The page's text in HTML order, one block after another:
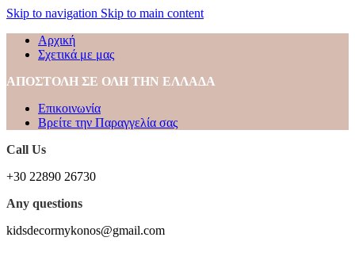
Skip to navigation Skip to main content
Αρχική
Σχετικά με μας
ΑΠΟΣΤΟΛΗ ΣΕ ΟΛΗ ΤΗΝ ΕΛΛΑΔΑ
Επικοινωνία
Βρείτε την Παραγγελία σας
Call Us
+30 22890 26730
Any questions
kidsdecormykonos@gmail.com